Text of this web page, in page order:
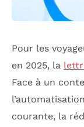
Pour les
en 2025, la
Face à un
courante, la